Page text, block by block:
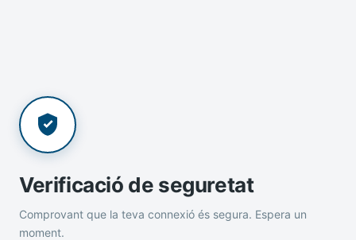
Verificació de seguretat
Comprovant que la teva connexió és segura. Espera un
moment.